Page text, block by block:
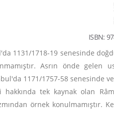
ISBN:
1131/1718-19 senesinde
Asrın önde gelen
1171/1757-58 senesinde
tek kaynak olan
örnek